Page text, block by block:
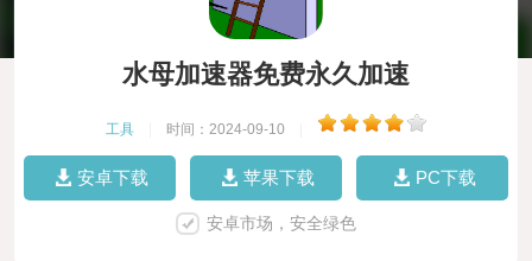
水母加速器免费永久加速
工具 时间：2024-09-10
安卓下载 苹果下载 PC下载
安卓市场，安全绿色